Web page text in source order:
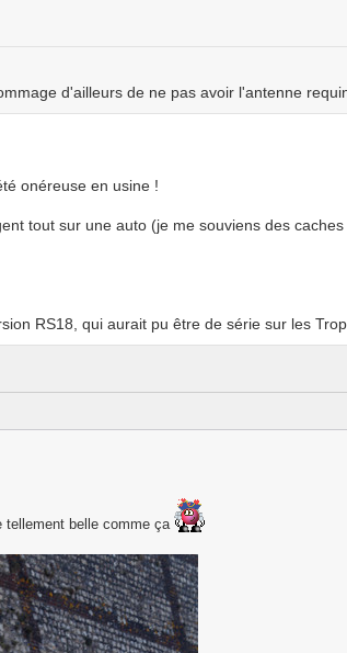
d'ailleurs de ne pas avoir l'antenne
onéreuse en usine !
tout sur une auto (je me souviens des
RS18, qui aurait pu être de série sur les
tellement belle comme ça